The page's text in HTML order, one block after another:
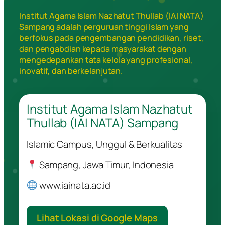
Institut Agama Islam Nazhatut Thullab (IAI NATA)
Sampang adalah perguruan tinggi Islam yang
berfokus pada pengembangan pendidikan, riset,
dan pengabdian kepada masyarakat dengan
mengedepankan tata kelola yang profesional,
inovatif, dan berkelanjutan.
Institut Agama Islam Nazhatut
Thullab (IAI NATA) Sampang
Islamic Campus, Unggul & Berkualitas
Sampang, Jawa Timur, Indonesia
www.iainata.ac.id
Lihat Lokasi di Google Maps